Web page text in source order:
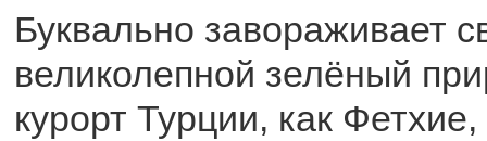
Буквально завораживает
великолепной зелёный
курорт Турции, как